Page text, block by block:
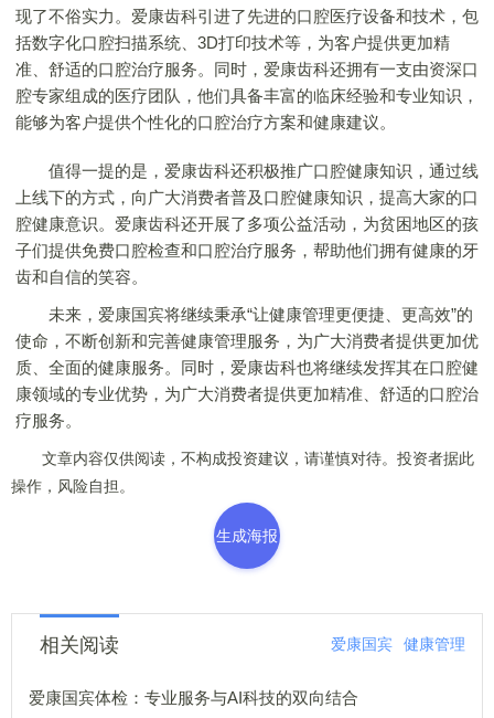
现了不俗实力。爱康齿科引进了先进的口腔医疗设备和技术，包
括数字化口腔扫描系统、3D打印技术等，为客户提供更加精
准、舒适的口腔治疗服务。同时，爱康齿科还拥有一支由资深口
腔专家组成的医疗团队，他们具备丰富的临床经验和专业知识，
能够为客户提供个性化的口腔治疗方案和健康建议。
值得一提的是，爱康齿科还积极推广口腔健康知识，通过线
上线下的方式，向广大消费者普及口腔健康知识，提高大家的口
腔健康意识。爱康齿科还开展了多项公益活动，为贫困地区的孩
子们提供免费口腔检查和口腔治疗服务，帮助他们拥有健康的牙
齿和自信的笑容。
未来，爱康国宾将继续秉承“让健康管理更便捷、更高效”的
使命，不断创新和完善健康管理服务，为广大消费者提供更加优
质、全面的健康服务。同时，爱康齿科也将继续发挥其在口腔健
康领域的专业优势，为广大消费者提供更加精准、舒适的口腔治
疗服务。
文章内容仅供阅读，不构成投资建议，请谨慎对待。投资者据此
操作，风险自担。
生成海报
相关阅读 爱康国宾 健康管理
爱康国宾体检：专业服务与AI科技的双向结合